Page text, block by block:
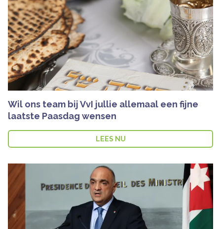
Wil ons team bij VvI jullie allemaal een fijne
laatste Paasdag wensen
LEES NU